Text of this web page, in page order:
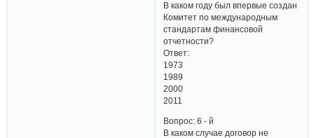
В каком году был впервые создан
Комитет по международным
стандартам финансовой
отчетности?
Ответ:
1973
1989
2000
2011
Вопрос: 6 - й
В каком случае договор не